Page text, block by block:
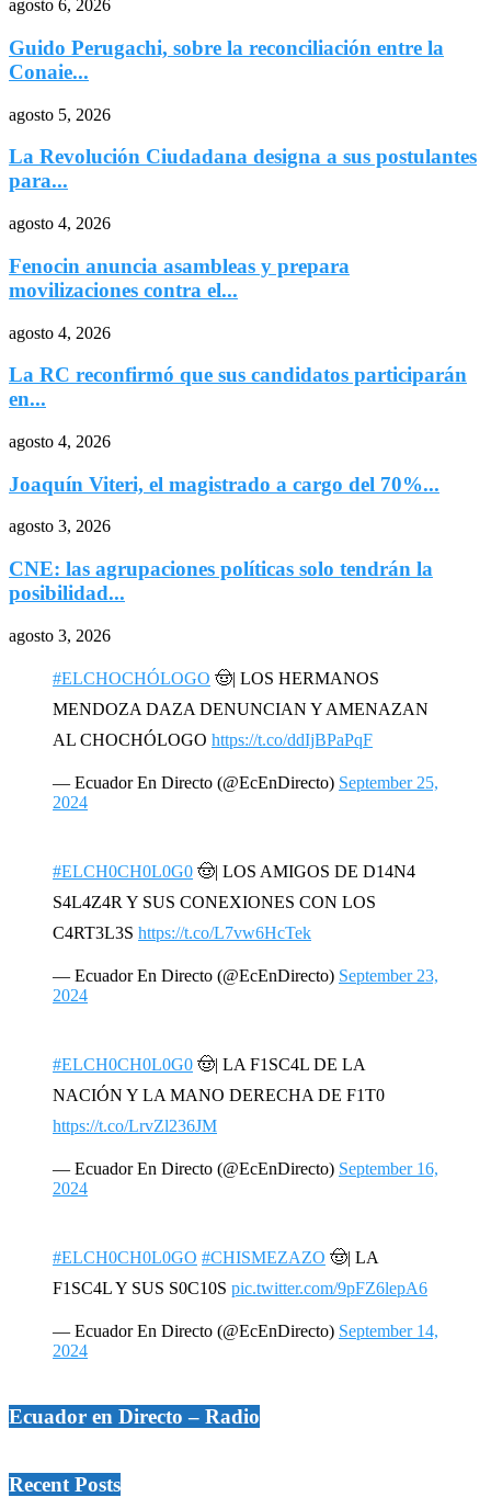
agosto 6, 2026
Guido Perugachi, sobre la reconciliación entre la
Conaie...
agosto 5, 2026
La Revolución Ciudadana designa a sus postulantes
para...
agosto 4, 2026
Fenocin anuncia asambleas y prepara
movilizaciones contra el...
agosto 4, 2026
La RC reconfirmó que sus candidatos participarán
en...
agosto 4, 2026
Joaquín Viteri, el magistrado a cargo del 70%...
agosto 3, 2026
CNE: las agrupaciones políticas solo tendrán la
posibilidad...
agosto 3, 2026
#ELCHOCHÓLOGO 🤠| LOS HERMANOS
MENDOZA DAZA DENUNCIAN Y AMENAZAN
AL CHOCHÓLOGO https://t.co/ddIjBPaPqF
— Ecuador En Directo (@EcEnDirecto) September 25,
2024
#ELCH0CH0L0G0 🤠| LOS AMIGOS DE D14N4
S4L4Z4R Y SUS CONEXIONES CON LOS
C4RT3L3S https://t.co/L7vw6HcTek
— Ecuador En Directo (@EcEnDirecto) September 23,
2024
#ELCH0CH0L0G0 🤠| LA F1SC4L DE LA
NACIÓN Y LA MANO DERECHA DE F1T0
https://t.co/LrvZl236JM
— Ecuador En Directo (@EcEnDirecto) September 16,
2024
#ELCH0CH0L0GO #CHISMEZAZO 🤠| LA
F1SC4L Y SUS S0C10S pic.twitter.com/9pFZ6lepA6
— Ecuador En Directo (@EcEnDirecto) September 14,
2024
Ecuador en Directo – Radio
Recent Posts